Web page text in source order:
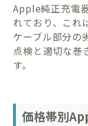
Apple純正充電
れており、これ
ケーブル部分の
点検と適切な巻
す。
価格帯別